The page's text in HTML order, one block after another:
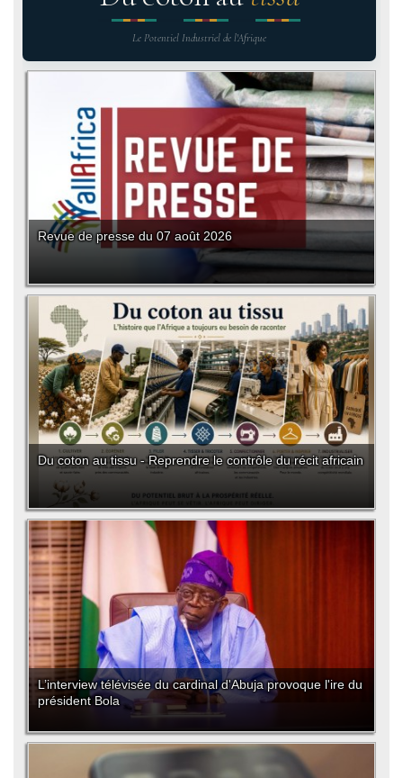
Le Potentiel Industriel de l'Afrique
Revue de presse du 07 août 2026
Du coton au tissu - Reprendre le contrôle du récit africain
L’interview télévisée du cardinal d'Abuja provoque l'ire du
président Bola